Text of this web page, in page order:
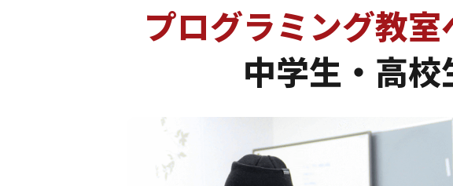
プログラミング教
中学生・高